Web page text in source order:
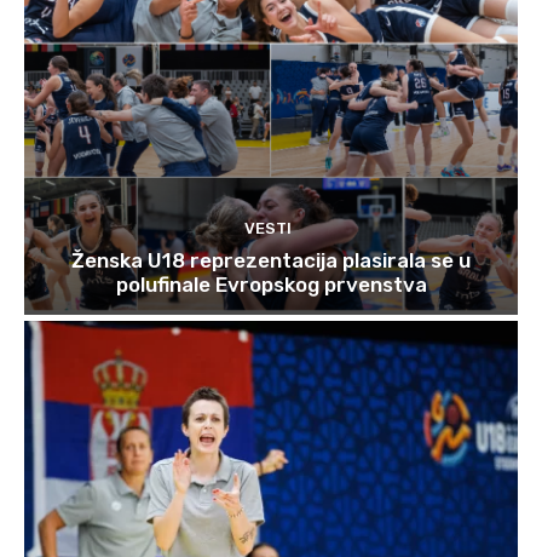
VESTI
Ženska U18 reprezentacija plasirala se u
polufinale Evropskog prvenstva